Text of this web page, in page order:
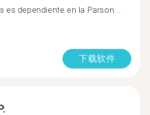
es dependiente en la Parson...
下载软件